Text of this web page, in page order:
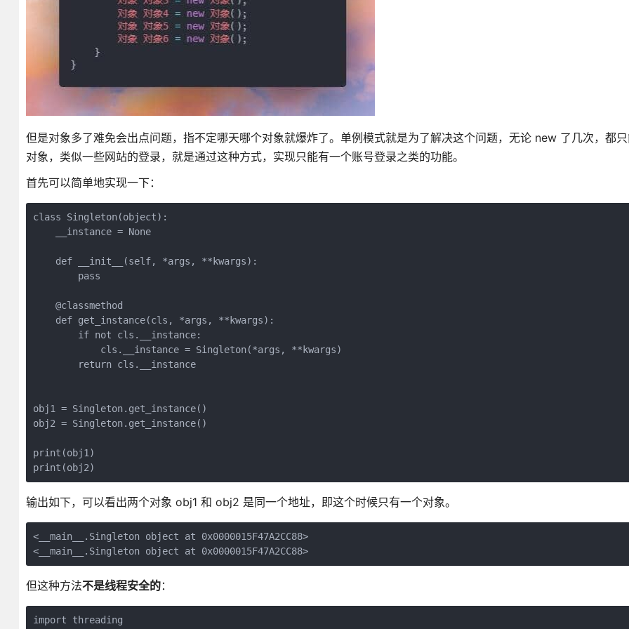
但是对象多了难免会出点问题，指不定哪天哪个对象就爆炸了。单例模式就是为了解决这个问题，无论 new 了几次，都
对象，类似一些网站的登录，就是通过这种方式，实现只能有一个账号登录之类的功能。
首先可以简单地实现一下：
class Singleton(object):
    __instance = None
    def __init__(self, *args, **kwargs):
        pass
    @classmethod
    def get_instance(cls, *args, **kwargs):
        if not cls.__instance:
            cls.__instance = Singleton(*args, **kwargs)
        return cls.__instance
obj1 = Singleton.get_instance()
obj2 = Singleton.get_instance()
print(obj1)
print(obj2)
输出如下，可以看出两个对象 obj1 和 obj2 是同一个地址，即这个时候只有一个对象。
<__main__.Singleton object at 0x0000015F47A2CC88>
<__main__.Singleton object at 0x0000015F47A2CC88>
但这种方法不是线程安全的：
import threading